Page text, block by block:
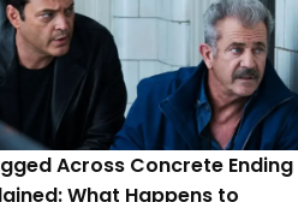
Across Concrete Ending
What Happens to